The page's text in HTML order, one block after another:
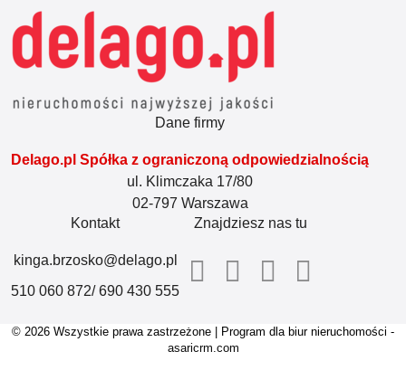
Dane firmy
Delago.pl Spółka z ograniczoną odpowiedzialnością
ul. Klimczaka 17/80
02-797 Warszawa
Kontakt
kinga.brzosko@delago.pl
510 060 872/ 690 430 555
Znajdziesz nas tu
© 2026 Wszystkie prawa zastrzeżone | Program dla biur nieruchomości -
asaricrm.com